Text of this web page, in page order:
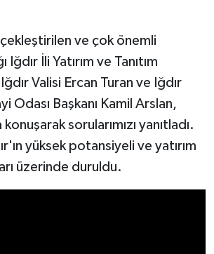
ve çok önemli
Iğdır İli Yatırım ve Tanıtım
Valisi Ercan Turan ve Iğdır
Odası Başkanı Kamil Arslan,
sorularımızı yanıtladı.
yüksek potansiyeli ve yatırım
üzerinde duruldu.